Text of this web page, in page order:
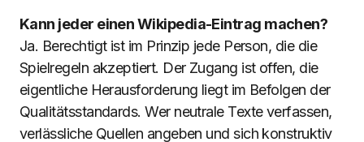
Kann jeder einen Wikipedia-Eintrag machen?
Ja. Berechtigt ist im Prinzip jede Person, die die
Spielregeln akzeptiert. Der Zugang ist offen, die
eigentliche Herausforderung liegt im Befolgen der
Qualitätsstandards. Wer neutrale Texte verfassen,
verlässliche Quellen angeben und sich konstruktiv